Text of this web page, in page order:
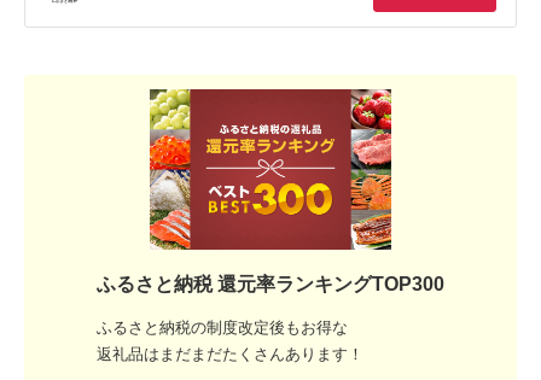
ふるさと納税 還元率ランキングTOP300
ふるさと納税の制度改定後もお得な
返礼品はまだまだたくさんあります！